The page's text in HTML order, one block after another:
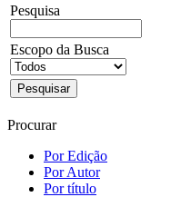
Pesquisa
Escopo da Busca
Procurar
Por Edição
Por Autor
Por título